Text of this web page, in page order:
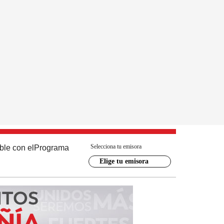
con el Programa Selecciona tu emisora
Elige tu emisora